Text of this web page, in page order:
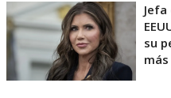
su
más